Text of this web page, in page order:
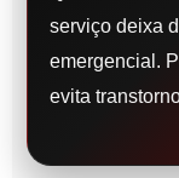
serviço deixa
emergencial.
evita